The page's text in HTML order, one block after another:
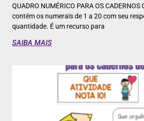
QUADRO NUMÉRICO PARA OS
contém os numerais de 1 a 20 com seu
quantidade. É um recurso para
SAIBA MAIS